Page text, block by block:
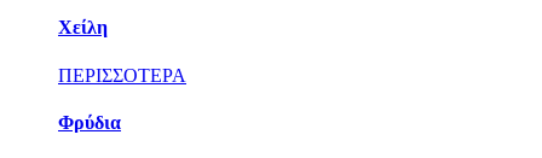
Χείλη
ΠΕΡΙΣΣΟΤΕΡΑ
Φρύδια